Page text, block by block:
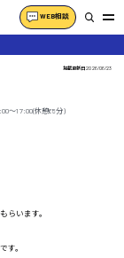
WEB相談
掲載更新日2026/06/23
〜17:00(休憩65分)
らいます。
す。